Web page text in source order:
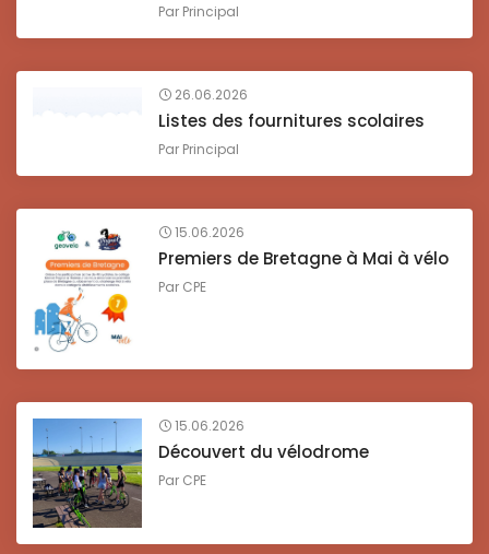
Par Principal
26.06.2026
Listes des fournitures scolaires
Par Principal
15.06.2026
Premiers de Bretagne à Mai à vélo
Par CPE
15.06.2026
Découvert du vélodrome
Par CPE